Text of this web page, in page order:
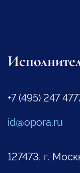
+7 (495) 247
id@opora.ru
127473, г.